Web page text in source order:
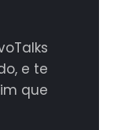
e te
que